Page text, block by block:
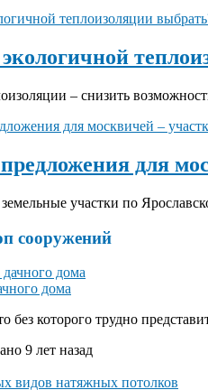
– снизить
для
участки по
сооружений
дома
без которого трудно
9 лет назад